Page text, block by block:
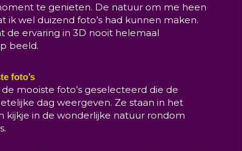
te genieten. De natuur om me heen
ik wel duizend foto’s had kunnen maken.
de ervaring in 3D nooit helemaal
beeld.
foto’s
mooiste foto’s geselecteerd die de
dag weergeven. Ze staan in het
kijkje in de wonderlijke natuur rondom